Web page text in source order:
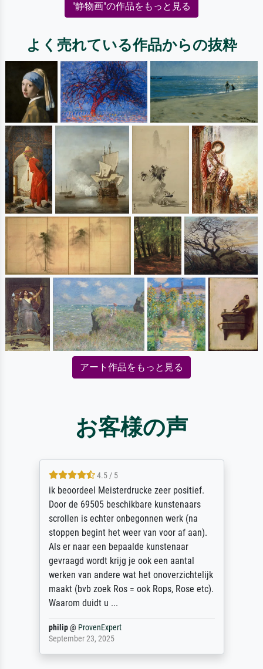
"静物画"の作品をもっと見る
よく売れている作品からの抜粋
アート作品をもっと見る
お客様の声
4.5 / 5
ik beoordeel Meisterdrucke zeer positief.
Door de 69505 beschikbare kunstenaars
scrollen is echter onbegonnen werk (na
stoppen begint het weer van voor af aan).
Als er naar een bepaalde kunstenaar
gevraagd wordt krijg je ook een aantal
werken van andere wat het onoverzichtelijk
maakt (bvb zoek Ros = ook Rops, Rose etc).
Waarom duidt u ...
philip@ ProvenExpert
September 23, 2025